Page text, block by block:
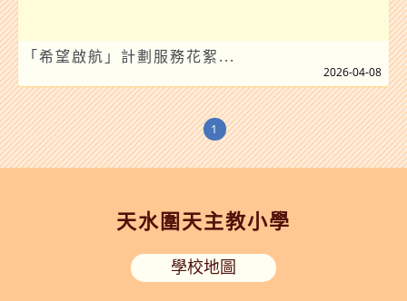
「希望啟航」計劃服務花絮...
2026-04-08
1
天水圍天主教小學
學校地圖